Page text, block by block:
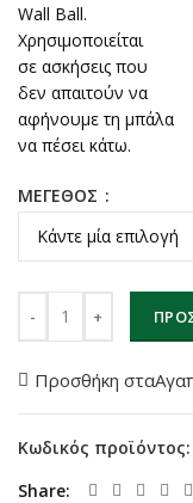
Wall Ball.
Χρησιμοποιείται
σε ασκήσεις που
δεν απαιτούν να
αφήνουμε τη μπάλα
να πέσει κάτω.
ΜΕΓΕΘΟΣ
Προσθήκη
Κωδικός προϊόντος:
Share